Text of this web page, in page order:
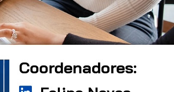
Coordenadores: